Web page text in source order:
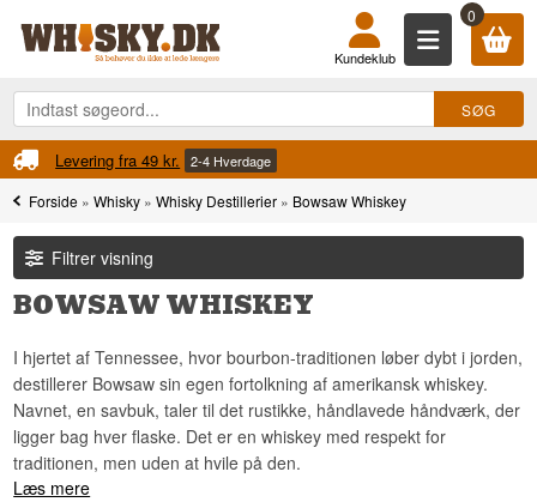
0
Kundeklub
Levering fra 49 kr. 2-4 Hverdage
Forside »Whisky »Whisky Destillerier » Bowsaw Whiskey
Filtrer visning
BOWSAW WHISKEY
I hjertet af Tennessee, hvor bourbon-traditionen løber dybt i jorden,
destillerer Bowsaw sin egen fortolkning af amerikansk whiskey.
Navnet, en savbuk, taler til det rustikke, håndlavede håndværk, der
ligger bag hver flaske. Det er en whiskey med respekt for
traditionen, men uden at hvile på den.
Læs mere